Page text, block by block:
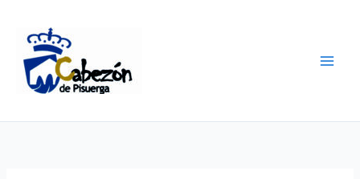
contenido